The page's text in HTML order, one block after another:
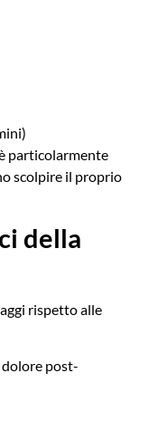
particolarmente
scolpire il proprio
della
rispetto alle
post-